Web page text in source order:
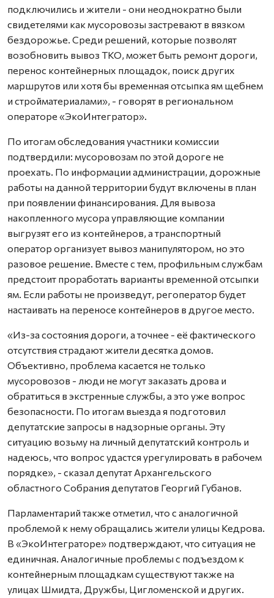
подключились и жители - они неоднократно были
свидетелями как мусоровозы застревают в вязком
бездорожье. Среди решений, которые позволят
возобновить вывоз ТКО, может быть ремонт дороги,
перенос контейнерных площадок, поиск других
маршрутов или хотя бы временная отсыпка ям щебнем
и стройматериалами», - говорят в региональном
операторе «ЭкоИнтегратор».
По итогам обследования участники комиссии
подтвердили: мусоровозам по этой дороге не
проехать. По информации администрации, дорожные
работы на данной территории будут включены в план
при появлении финансирования. Для вывоза
накопленного мусора управляющие компании
выгрузят его из контейнеров, а транспортный
оператор организует вывоз манипулятором, но это
разовое решение. Вместе с тем, профильным службам
предстоит проработать варианты временной отсыпки
ям. Если работы не произведут, регоператор будет
настаивать на переносе контейнеров в другое место.
«Из-за состояния дороги, а точнее - её фактического
отсутствия страдают жители десятка домов.
Объективно, проблема касается не только
мусоровозов - люди не могут заказать дрова и
обратиться в экстренные службы, а это уже вопрос
безопасности. По итогам выезда я подготовил
депутатские запросы в надзорные органы. Эту
ситуацию возьму на личный депутатский контроль и
надеюсь, что вопрос удастся урегулировать в рабочем
порядке», - сказал депутат Архангельского
областного Собрания депутатов Георгий Губанов.
Парламентарий также отметил, что с аналогичной
проблемой к нему обращались жители улицы Кедрова.
В «ЭкоИнтеграторе» подтверждают, что ситуация не
единичная. Аналогичные проблемы с подъездом к
контейнерным площадкам существуют также на
улицах Шмидта, Дружбы, Цигломенской и других.